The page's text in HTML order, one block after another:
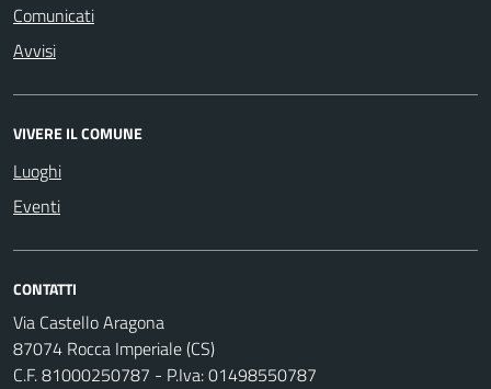
Comunicati
Avvisi
VIVERE IL COMUNE
Luoghi
Eventi
CONTATTI
Via Castello Aragona
87074 Rocca Imperiale (CS)
C.F. 81000250787 - P.Iva: 01498550787